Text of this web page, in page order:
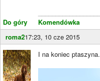
Do góry
Komendówka
roma217:23, 10 cze 2015
I na koniec ptaszyna.